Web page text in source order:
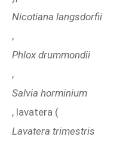
Nicotiana langsdorfii
,
Phlox drummondii
,
Salvia horminium
, lavatera (
Lavatera trimestris